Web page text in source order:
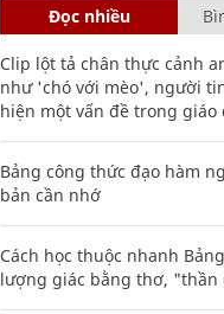
Đọc nhiều
Clip lột tả chân thực cảnh
như 'chó với mèo', người
hiện một vấn đề trong giáo
Bảng công thức đạo hàm
bản cần nhớ
Cách học thuộc nhanh
lượng giác bằng thơ, "thần